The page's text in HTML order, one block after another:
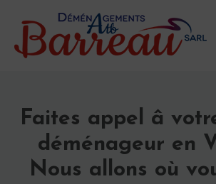
Faites appel â
déménageur en
Nous allons où